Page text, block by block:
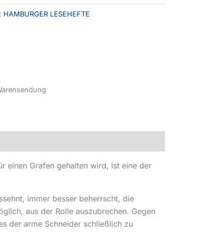
HAMBURGER LESEHEFTE
einen Grafen gehalten wird, ist eine der
immer besser beherrscht, die
aus der Rolle auszubrechen. Gegen
der arme Schneider schließlich zu